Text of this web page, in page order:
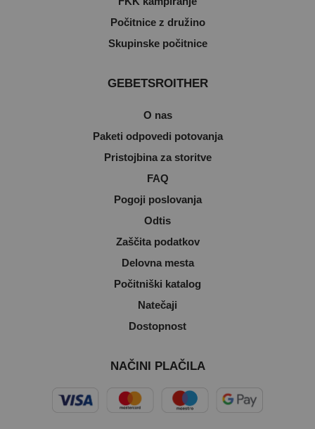
Počitnice z družino
Skupinske počitnice
GEBETSROITHER
O nas
Paketi odpovedi potovanja
Pristojbina za storitve
FAQ
Pogoji poslovanja
Odtis
Zaščita podatkov
Delovna mesta
Počitniški katalog
Natečaji
Dostopnost
NAČINI PLAČILA